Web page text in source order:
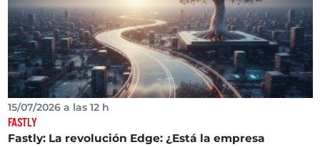
15/07/2026 a las 12 h
FASTLY
Fastly: La revolución Edge: ¿Está la empresa